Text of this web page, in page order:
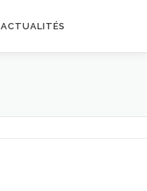
ACTUALITÉS